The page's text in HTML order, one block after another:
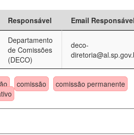
Responsável
Email
Departamento
de Comissões
(DECO)
deco-
comissão
comissão permanente